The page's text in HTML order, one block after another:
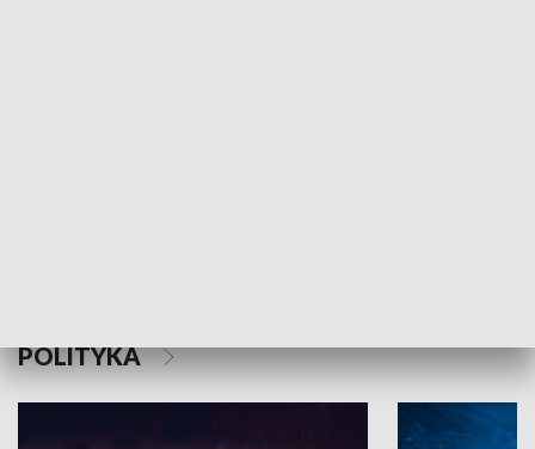
POLITYKA